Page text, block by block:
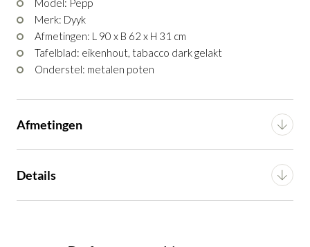
Model: Pepp
Merk: Dyyk
Afmetingen: L 90 x B 62 x H 31 cm
Tafelblad: eikenhout, tabacco dark gelakt
Onderstel: metalen poten
Afmetingen
Lengte 90 cm
Details
Salontafel Pepp HPL 105 x 73 cm
€ 584,00 incl. BTW
Salontafel Pepp Hout 90 x 62 cm
€ 518,00 incl. BTW